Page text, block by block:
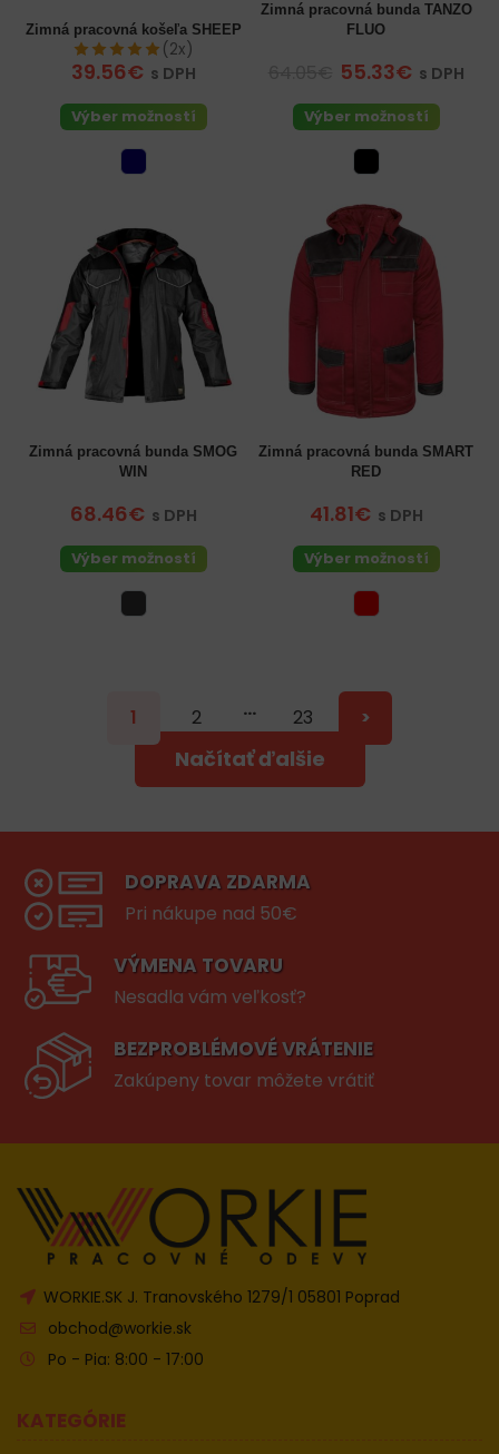
Zimná pracovná košeľa SHEEP
(2x)
39.56€ s DPH
Výber možností
Zimná pracovná bunda TANZO
FLUO
55.33€ s DPH
Výber možností
Zimná pracovná bunda SMOG
WIN
68.46€ s DPH
Výber možností
Zimná pracovná bunda SMART
RED
41.81€ s DPH
Výber možností
Načítať ďalšie
1 2 … 23 >
DOPRAVA ZDARMA
Pri nákupe nad 50€
VÝMENA TOVARU
Nesadla vám veľkosť?
BEZPROBLÉMOVÉ VRÁTENIE
Zakúpeny tovar môžete vrátiť
WORKIE.SK J. Tranovského 1279/1 05801 Poprad
obchod@workie.sk
Po - Pia: 8:00 - 17:00
KATEGÓRIE